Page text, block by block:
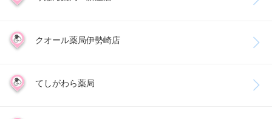
クオール薬局伊勢崎店
てしがわら薬局